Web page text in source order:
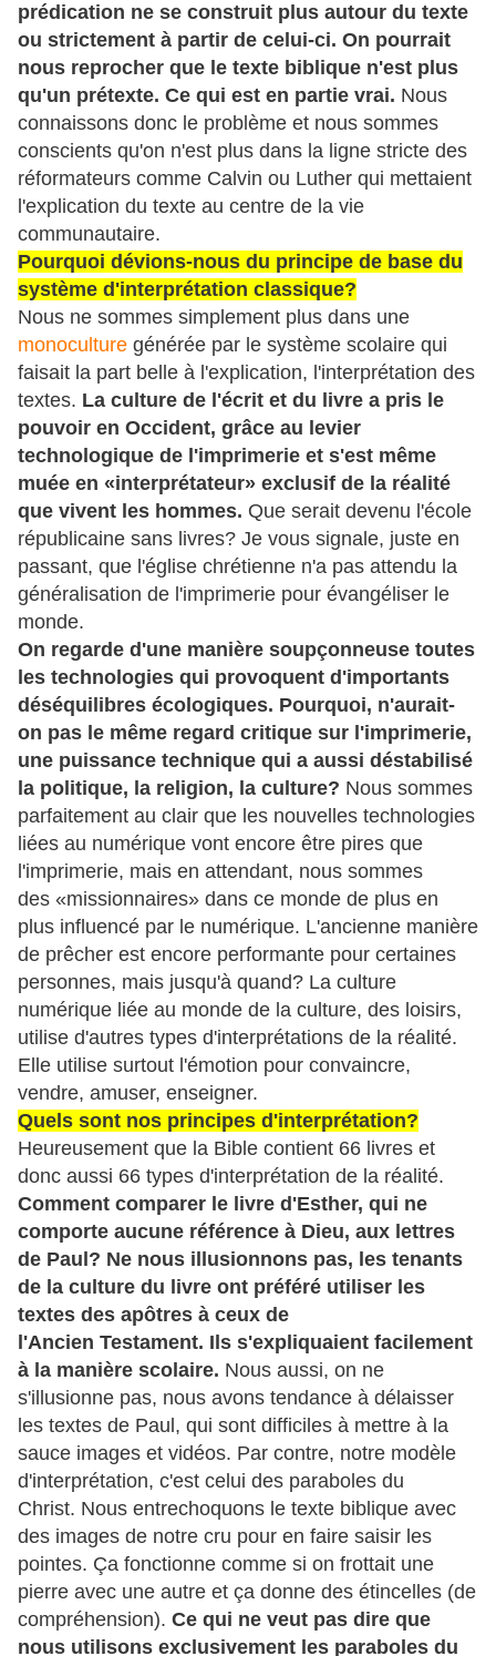
prédication ne se construit plus autour du texte
ou strictement à partir de celui-ci. On pourrait
nous reprocher que le texte biblique n'est plus
qu'un prétexte. Ce qui est en partie vrai. Nous
connaissons donc le problème et nous sommes
conscients qu'on n'est plus dans la ligne stricte des
réformateurs comme Calvin ou Luther qui mettaient
l'explication du texte au centre de la vie
communautaire.
Pourquoi dévions-nous du principe de base du
système d'interprétation classique?
Nous ne sommes simplement plus dans une
monoculture générée par le système scolaire qui
faisait la part belle à l'explication, l'interprétation des
textes. La culture de l'écrit et du livre a pris le
pouvoir en Occident, grâce au levier
technologique de l'imprimerie et s'est même
muée en «interprétateur» exclusif de la réalité
que vivent les hommes. Que serait devenu l'école
républicaine sans livres? Je vous signale, juste en
passant, que l'église chrétienne n'a pas attendu la
généralisation de l'imprimerie pour évangéliser le
monde.
On regarde d'une manière soupçonneuse toutes
les technologies qui provoquent d'importants
déséquilibres écologiques. Pourquoi, n'aurait-
on pas le même regard critique sur l'imprimerie,
une puissance technique qui a aussi déstabilisé
la politique, la religion, la culture? Nous sommes
parfaitement au clair que les nouvelles technologies
liées au numérique vont encore être pires que
l'imprimerie, mais en attendant, nous sommes
des «missionnaires» dans ce monde de plus en
plus influencé par le numérique. L'ancienne manière
de prêcher est encore performante pour certaines
personnes, mais jusqu'à quand? La culture
numérique liée au monde de la culture, des loisirs,
utilise d'autres types d'interprétations de la réalité.
Elle utilise surtout l'émotion pour convaincre,
vendre, amuser, enseigner.
Quels sont nos principes d'interprétation?
Heureusement que la Bible contient 66 livres et
donc aussi 66 types d'interprétation de la réalité.
Comment comparer le livre d'Esther, qui ne
comporte aucune référence à Dieu, aux lettres
de Paul? Ne nous illusionnons pas, les tenants
de la culture du livre ont préféré utiliser les
textes des apôtres à ceux de
l'Ancien Testament. Ils s'expliquaient facilement
à la manière scolaire. Nous aussi, on ne
s'illusionne pas, nous avons tendance à délaisser
les textes de Paul, qui sont difficiles à mettre à la
sauce images et vidéos. Par contre, notre modèle
d'interprétation, c'est celui des paraboles du
Christ. Nous entrechoquons le texte biblique avec
des images de notre cru pour en faire saisir les
pointes. Ça fonctionne comme si on frottait une
pierre avec une autre et ça donne des étincelles (de
compréhension). Ce qui ne veut pas dire que
nous utilisons exclusivement les paraboles du